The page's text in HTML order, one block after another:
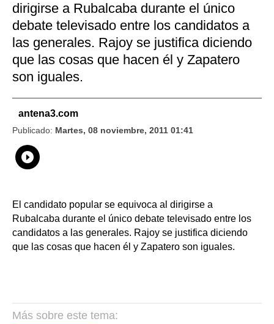
dirigirse a Rubalcaba durante el único
debate televisado entre los candidatos a
las generales. Rajoy se justifica diciendo
que las cosas que hacen él y Zapatero
son iguales.
antena3.com
Publicado: Martes, 08 noviembre, 2011 01:41
Whatsapp
Compartir
El candidato popular se equivoca al dirigirse a
Rubalcaba durante el único debate televisado entre los
candidatos a las generales. Rajoy se justifica diciendo
que las cosas que hacen él y Zapatero son iguales.
Más sobre este tema: